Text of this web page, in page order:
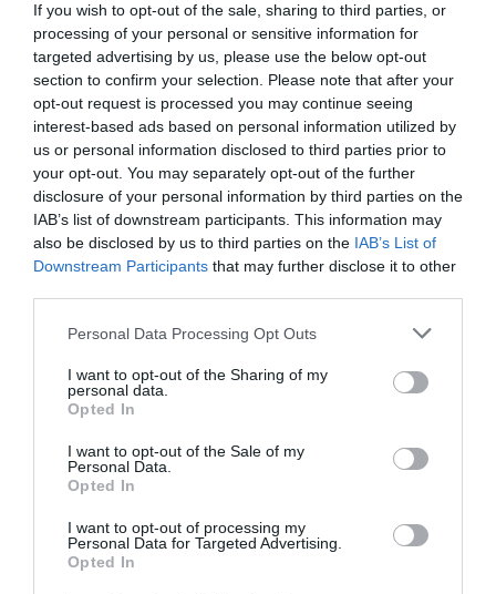
If you wish to opt-out of the sale, sharing to third parties, or
processing of your personal or sensitive information for
targeted advertising by us, please use the below opt-out
section to confirm your selection. Please note that after your
opt-out request is processed you may continue seeing
interest-based ads based on personal information utilized by
us or personal information disclosed to third parties prior to
your opt-out. You may separately opt-out of the further
disclosure of your personal information by third parties on the
IAB’s list of downstream participants. This information may
also be disclosed by us to third parties on the IAB’s List of
Downstream Participants that may further disclose it to other
Personal Data Processing Opt Outs
I want to opt-out of the Sharing of my
personal data.
Opted In
I want to opt-out of the Sale of my
Personal Data.
Opted In
I want to opt-out of processing my
Personal Data for Targeted Advertising.
Opted In
Marcelo Gullo: “El trabajo de desmitificar la
historia, de poner la verdadera, de
desmontar la falsificación, es un trabajo
cristiano"
por Hispanidad
Artículos anteriores
DIARIO DE LA CORRUPCIÓN SANCHISTA
Diario de la corrupción sanchista. Hazte
Oír se manifiesta delante de La Mareta:
“Pedro Sánchez es un criminal”
por Redacción
Artículos anteriores
Opinión
por Eulogio López